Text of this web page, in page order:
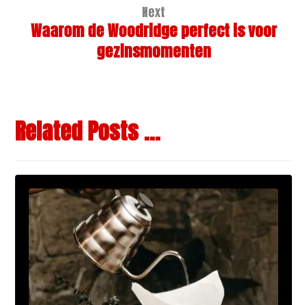
Next
Waarom de Woodridge perfect is voor
gezinsmomenten
Related Posts ...